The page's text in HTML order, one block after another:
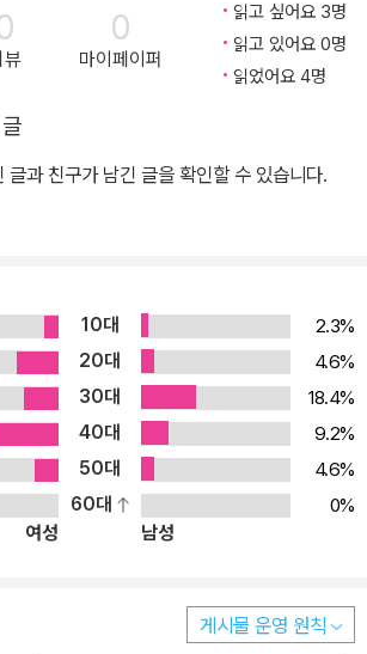
문일 것이다. 그럼에도 희곡은 고대 그리스에
와 안톤 체호프를 거치며 오랜 세월 변함없이
적이면서 동시에 고무적인 일이라고 할 수 있
단 어린이청소년극연구소’를 시작으로, 크고
단체에서 작품성 있는 국내외 청소년희곡 작
년들의 시선과 구체적인 현실의 문제에 맞춘
다양한 주제의 학술 심포지엄을 통하여 연구에
제작에 있어 충분한 경험을 가진 전문가들과
하고 있다. 국립극단만 하더라도 지난 4년 간
소년극을 제작해 무대에 올렸다. 사계절1318
흐름에 발맞추어 공연을 위한 희곡뿐 아니라
없는 수준 높은 국내외 청소년희곡을 지속 발
다. 그 첫 신호탄으로서 새롭게 선보이는 두 편
스트의 기능에서 벗어나, 일선 교육 현장에서
) 생각하고 토론하는 교육적 역할(연극 놀이)
뷰
0
마이페이퍼
읽고 싶어요 3명
읽고 있어요 0명
읽었어요 4명
글과 친구가 남긴 글을 확인할 수 있습니다.
10대
2.3%
20대
4.6%
30대
18.4%
40대
9.2%
50대
4.6%
60대
0%
여성
남성
게시물 운영 원칙